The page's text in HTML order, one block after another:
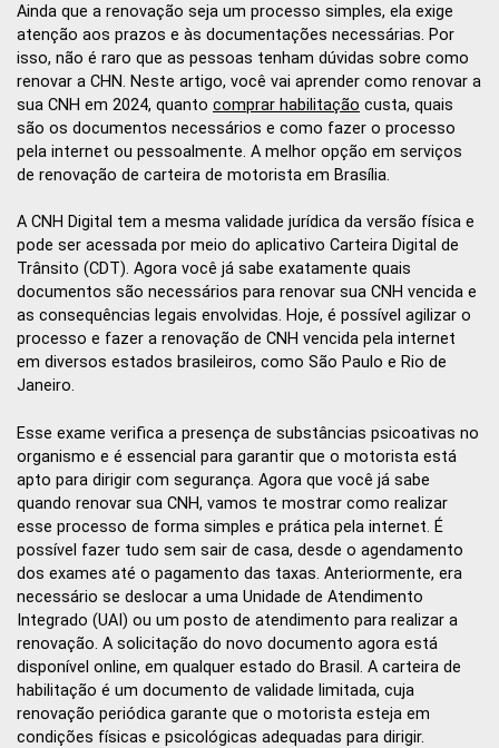
Ainda que a renovação seja um processo simples, ela exige
atenção aos prazos e às documentações necessárias. Por
isso, não é raro que as pessoas tenham dúvidas sobre como
renovar a CHN. Neste artigo, você vai aprender como renovar a
sua CNH em 2024, quanto comprar habilitação custa, quais
são os documentos necessários e como fazer o processo
pela internet ou pessoalmente. A melhor opção em serviços
de renovação de carteira de motorista em Brasília.
A CNH Digital tem a mesma validade jurídica da versão física e
pode ser acessada por meio do aplicativo Carteira Digital de
Trânsito (CDT). Agora você já sabe exatamente quais
documentos são necessários para renovar sua CNH vencida e
as consequências legais envolvidas. Hoje, é possível agilizar o
processo e fazer a renovação de CNH vencida pela internet
em diversos estados brasileiros, como São Paulo e Rio de
Janeiro.
Esse exame verifica a presença de substâncias psicoativas no
organismo e é essencial para garantir que o motorista está
apto para dirigir com segurança. Agora que você já sabe
quando renovar sua CNH, vamos te mostrar como realizar
esse processo de forma simples e prática pela internet. É
possível fazer tudo sem sair de casa, desde o agendamento
dos exames até o pagamento das taxas. Anteriormente, era
necessário se deslocar a uma Unidade de Atendimento
Integrado (UAI) ou um posto de atendimento para realizar a
renovação. A solicitação do novo documento agora está
disponível online, em qualquer estado do Brasil. A carteira de
habilitação é um documento de validade limitada, cuja
renovação periódica garante que o motorista esteja em
condições físicas e psicológicas adequadas para dirigir.